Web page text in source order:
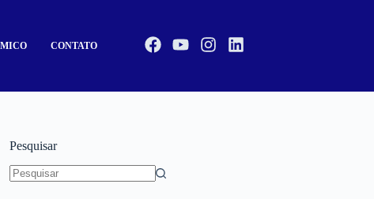
CONTATO
Pesquisar